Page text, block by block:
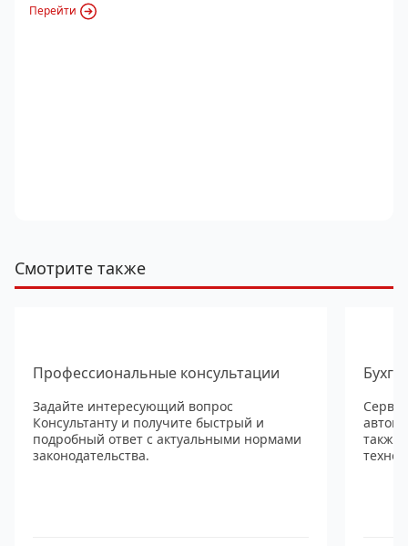
Перейти
Смотрите также
Профессиональные консультации
Задайте интересующий вопрос
Консультанту и получите быстрый и
подробный ответ с актуальными нормами
законодательства.
также